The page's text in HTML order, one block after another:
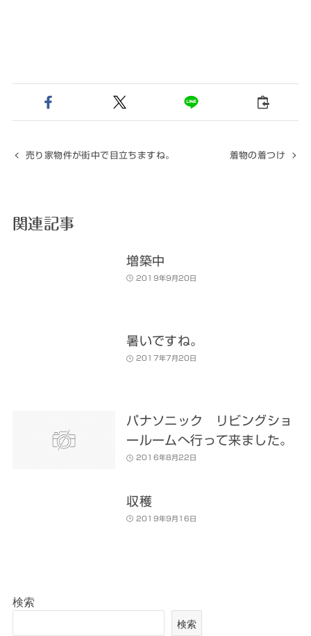
売り家物件が街中で目立ちますね。 着物の着つけ
関連記事
増築中
2019年9月20日
暑いですね。
2017年7月20日
パナソニック リビングショ
ールームへ行って来ました。
2016年8月22日
収穫
2019年9月16日
検索
検索